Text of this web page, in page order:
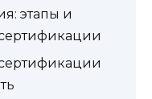
этапы и